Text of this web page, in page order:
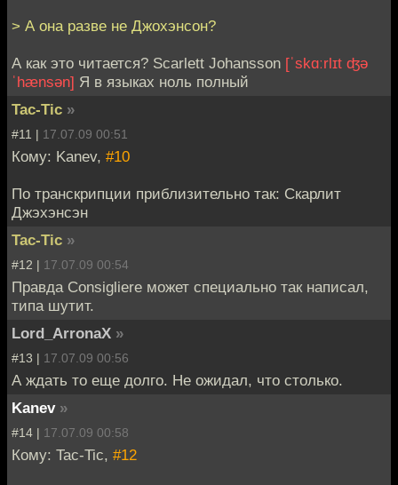
> А она разве не Джохэнсон?
А как это читается? Scarlett Johansson [ˈskɑːrlɪt ʤə
ˈhænsən] Я в языках ноль полный
Tac-Tic »
#11 | 17.07.09 00:51
Кому: Kanev, #10
По транскрипции приблизительно так: Скарлит
Джэхэнсэн
Tac-Tic »
#12 | 17.07.09 00:54
Правда Consigliere может специально так написал,
типа шутит.
Lord_ArronaX »
#13 | 17.07.09 00:56
А ждать то еще долго. Не ожидал, что столько.
Kanev »
#14 | 17.07.09 00:58
Кому: Tac-Tic, #12